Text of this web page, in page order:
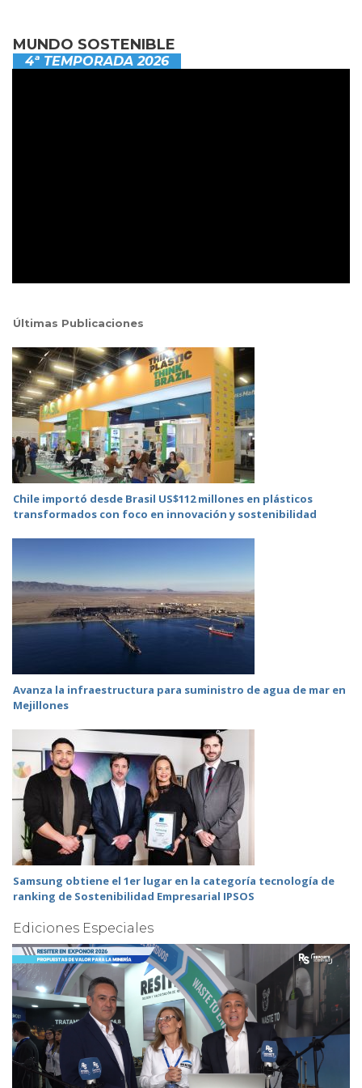
MUNDO SOSTENIBLE
4ª TEMPORADA 2026
Últimas Publicaciones
Chile importó desde Brasil US$112 millones en plásticos
transformados con foco en innovación y sostenibilidad
Avanza la infraestructura para suministro de agua de mar en
Mejillones
Samsung obtiene el 1er lugar en la categoría tecnología de
ranking de Sostenibilidad Empresarial IPSOS
Ediciones Especiales